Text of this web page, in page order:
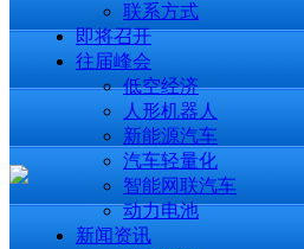
联系方式
即将召开
往届峰会
低空经济
人形机器人
新能源汽车
汽车轻量化
智能网联汽车
动力电池
新闻资讯